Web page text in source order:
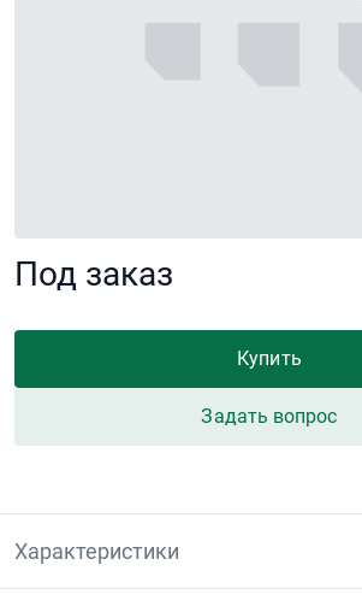
Под заказ
Купить
Задать вопрос
Характеристики